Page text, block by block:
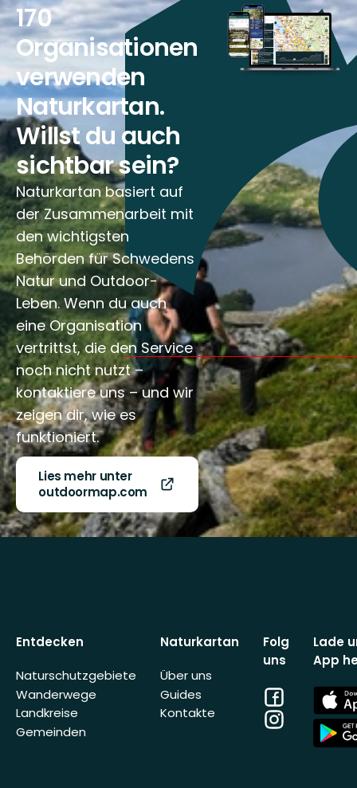
170
Organisationen
verwenden
Naturkartan.
Willst du auch
sichtbar sein?
Naturkartan basiert auf
der Zusammenarbeit mit
den wichtigsten
Behörden für Schwedens
Natur und Outdoor-
Leben. Wenn du auch
eine Organisation
vertrittst, die den Service
noch nicht nutzt –
kontaktiere uns – und wir
zeigen dir, wie es
funktioniert.
Lies mehr unter
outdoormap.com
Entdecken
Naturschutzgebiete
Wanderwege
Landkreise
Gemeinden
Naturkartan
Über uns
Guides
Kontakte
Folg
uns
Facebook
Instagram
Lade
App
App
Store
App
Store